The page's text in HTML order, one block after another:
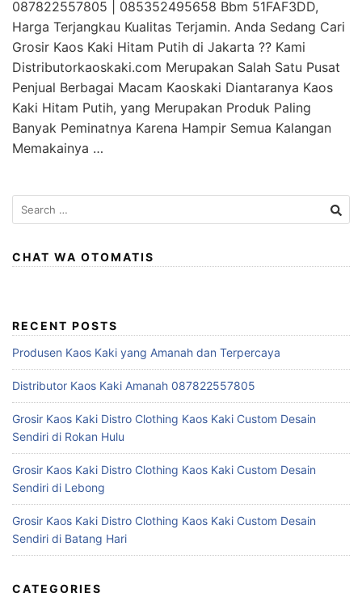
087822557805 | 085352495658 Bbm 51FAF3DD,
Harga Terjangkau Kualitas Terjamin. Anda Sedang Cari
Grosir Kaos Kaki Hitam Putih di Jakarta ?? Kami
Distributorkaoskaki.com Merupakan Salah Satu Pusat
Penjual Berbagai Macam Kaoskaki Diantaranya Kaos
Kaki Hitam Putih, yang Merupakan Produk Paling
Banyak Peminatnya Karena Hampir Semua Kalangan
Memakainya …
Search
for:
CHAT WA OTOMATIS
RECENT POSTS
Produsen Kaos Kaki yang Amanah dan Terpercaya
Distributor Kaos Kaki Amanah 087822557805
Grosir Kaos Kaki Distro Clothing Kaos Kaki Custom Desain
Sendiri di Rokan Hulu
Grosir Kaos Kaki Distro Clothing Kaos Kaki Custom Desain
Sendiri di Lebong
Grosir Kaos Kaki Distro Clothing Kaos Kaki Custom Desain
Sendiri di Batang Hari
CATEGORIES